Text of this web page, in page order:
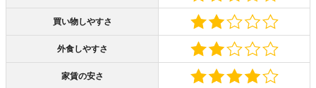
買い物しやすさ
外食しやすさ
家賃の安さ